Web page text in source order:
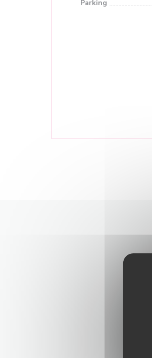
Parking